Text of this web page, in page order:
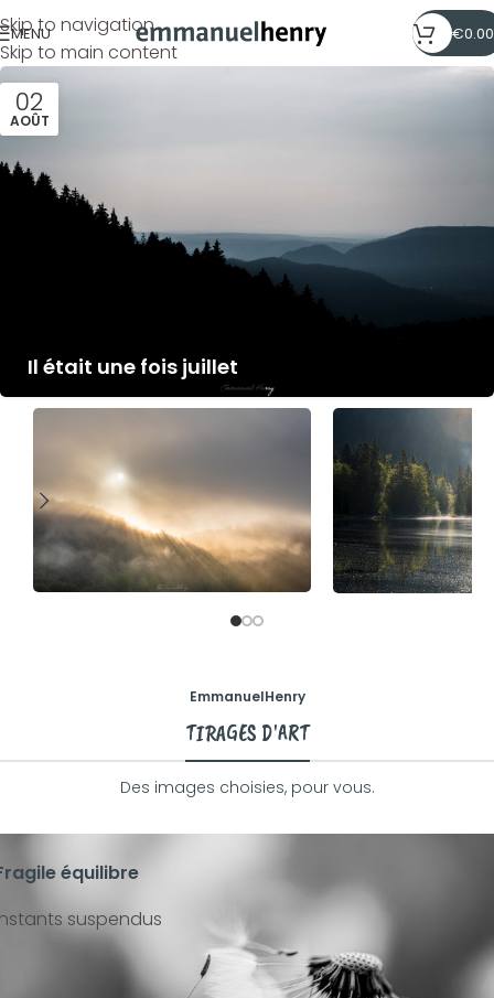
Skip to navigation
Skip to main content
MENU €0.00
02
AOÛT
Il était une fois juillet
EmmanuelHenry
TIRAGES D'ART
Des images choisies, pour vous.
équilibre
suspendus